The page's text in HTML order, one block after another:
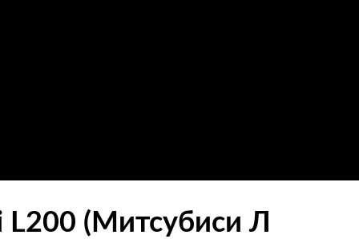
L200 (Митсубиси Л